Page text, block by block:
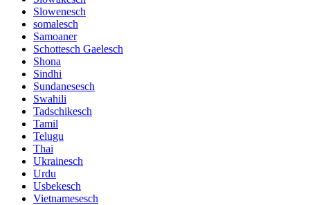
Slowenesch
somalesch
Samoaner
Schottesch Gaelesch
Shona
Sindhi
Sundanesesch
Swahili
Tadschikesch
Tamil
Telugu
Thai
Ukrainesch
Urdu
Usbekesch
Vietnamesesch